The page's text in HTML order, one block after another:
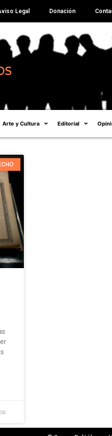
Legal Donación
Arte y Cultura Editorial